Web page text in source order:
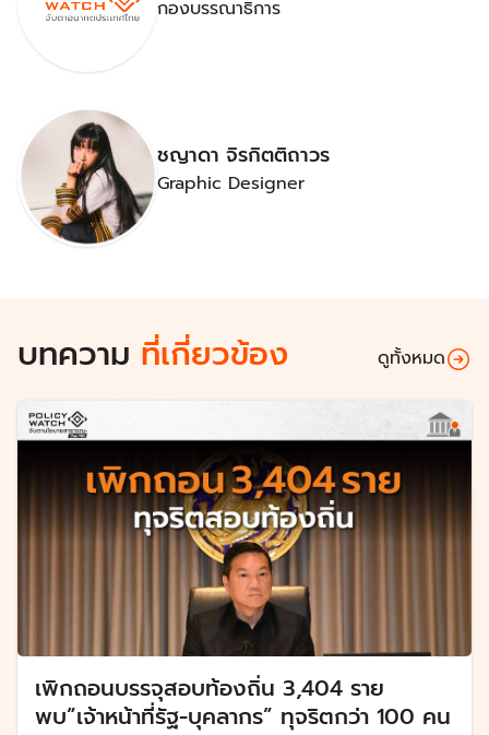
กองบรรณาธิการ
ชญาดา จิรกิตติถาวร
Graphic Designer
บทความ ที่เกี่ยวข้อง ดูทั้งหมด
เพิกถอนบรรจุสอบท้องถิ่น 3,404 ราย
พบ”เจ้าหน้าที่รัฐ-บุคลากร” ทุจริตกว่า 100 คน